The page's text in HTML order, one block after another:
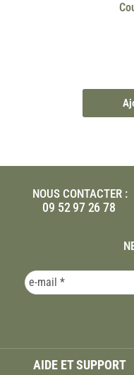
NOUS CONTACTER :
09 52 97 26 78
AIDE ET SUPPORT